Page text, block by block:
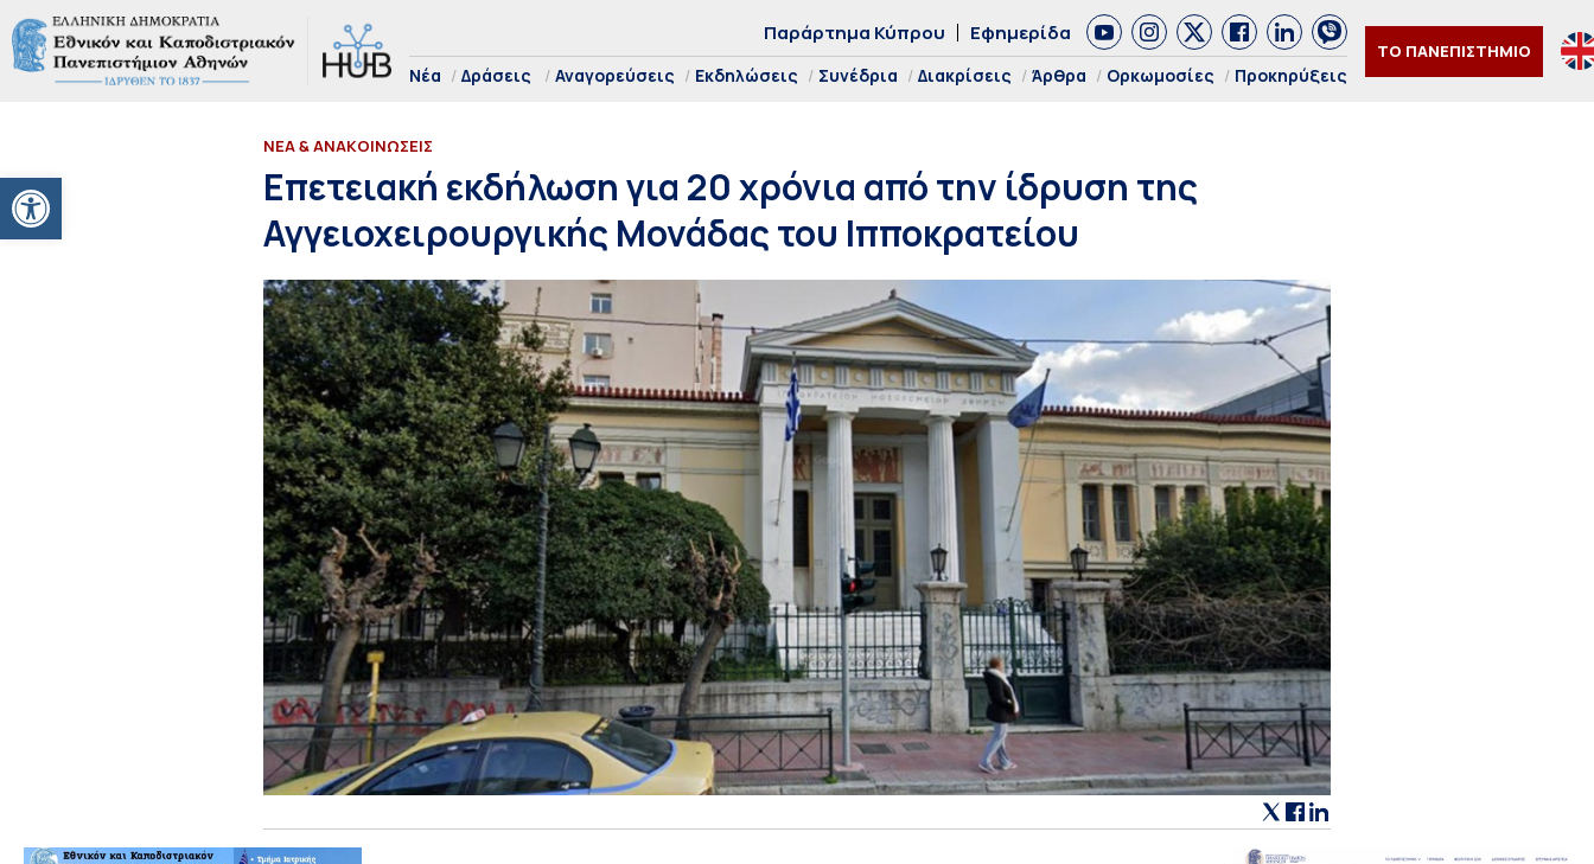
Ανοίξτε τη γραμμή εργαλείων
Παράρτημα Κύπρου Εφημερίδα
Νέα Δράσεις Αναγορεύσεις Εκδηλώσεις Συνέδρια Διακρίσεις Άρθρα Ορκωμοσίες Προκηρύξεις
ΤΟ ΠΑΝΕΠΙΣΤΗΜΙΟ
ΝΕΑ & ΑΝΑΚΟΙΝΩΣΕΙΣ
Επετειακή εκδήλωση για 20 χρόνια από την ίδρυση της
Αγγειοχειρουργικής Μονάδας του Ιπποκρατείου